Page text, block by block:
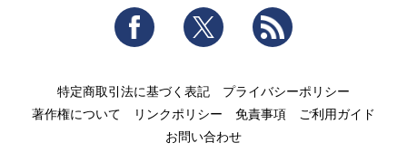
Facebook Twitter
特定商取引法に基づく表記
プライバシーポリシー
著作権について
リンクポリシー 免責事項
ご利用ガイド
お問い合わせ